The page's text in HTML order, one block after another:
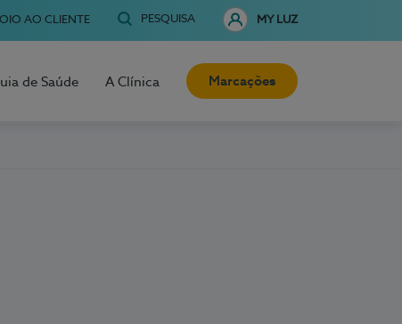
AO CLIENTE PESQUISA MY LUZ
de Saúde A Clínica Marcações